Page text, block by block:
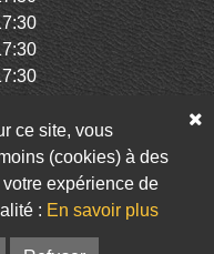
Infolettre
ce site, vous
(cookies) à des
expérience de
: En savoir plus